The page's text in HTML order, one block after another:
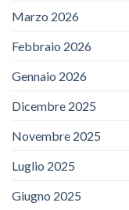
Marzo 2026
Febbraio 2026
Gennaio 2026
Dicembre 2025
Novembre 2025
Luglio 2025
Giugno 2025